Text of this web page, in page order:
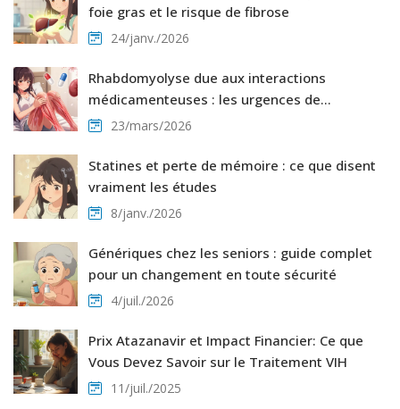
foie gras et le risque de fibrose
24/janv./2026
Rhabdomyolyse due aux interactions
médicamenteuses : les urgences de
dégradation musculaire
23/mars/2026
Statines et perte de mémoire : ce que disent
vraiment les études
8/janv./2026
Génériques chez les seniors : guide complet
pour un changement en toute sécurité
4/juil./2026
Prix Atazanavir et Impact Financier: Ce que
Vous Devez Savoir sur le Traitement VIH
11/juil./2025